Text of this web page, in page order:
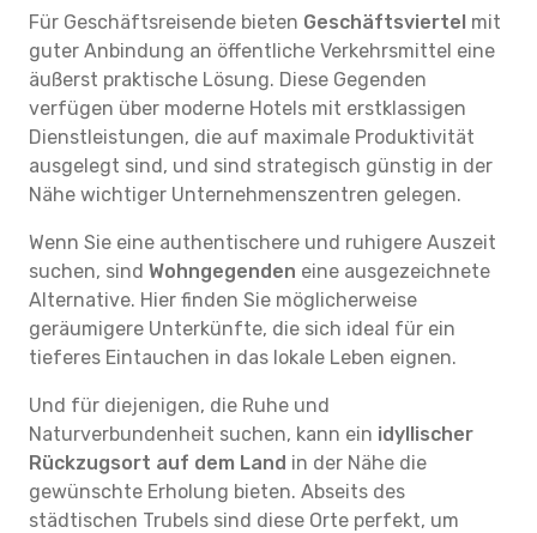
Für Geschäftsreisende bieten Geschäftsviertel mit
guter Anbindung an öffentliche Verkehrsmittel eine
äußerst praktische Lösung. Diese Gegenden
verfügen über moderne Hotels mit erstklassigen
Dienstleistungen, die auf maximale Produktivität
ausgelegt sind, und sind strategisch günstig in der
Nähe wichtiger Unternehmenszentren gelegen.
Wenn Sie eine authentischere und ruhigere Auszeit
suchen, sind Wohngegenden eine ausgezeichnete
Alternative. Hier finden Sie möglicherweise
geräumigere Unterkünfte, die sich ideal für ein
tieferes Eintauchen in das lokale Leben eignen.
Und für diejenigen, die Ruhe und
Naturverbundenheit suchen, kann ein idyllischer
Rückzugsort auf dem Land in der Nähe die
gewünschte Erholung bieten. Abseits des
städtischen Trubels sind diese Orte perfekt, um